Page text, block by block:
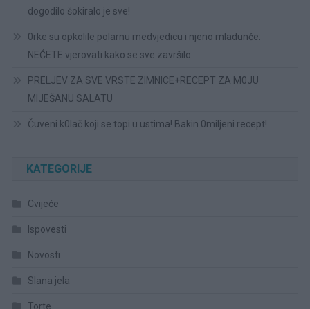
dogodilo šokiralo je sve!
0rke su opkolile polarnu medvjedicu i njeno mladunče:
NEĆETE vjerovati kako se sve završilo.
PRELJEV ZA SVE VRSTE ZIMNICE+RECEPT ZA M0JU
MIJEŠANU SALATU
Čuveni k0lač koji se topi u ustima! Bakin 0miljeni recept!
KATEGORIJE
Cvijeće
Ispovesti
Novosti
Slana jela
Torte